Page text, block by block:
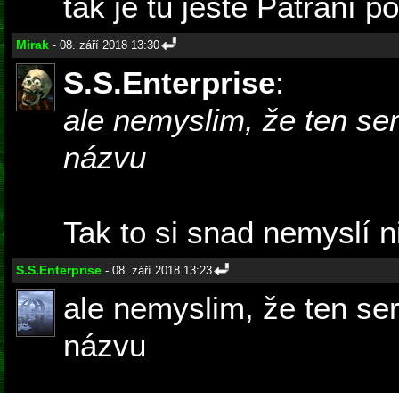
tak je tu ještě Pátrání
Mirak - 08. září 2018 13:30
S.S.Enterprise:
ale nemyslim, že ten
názvu
Tak to si snad nemyslí
S.S.Enterprise - 08. září 2018 13:23
ale nemyslim, že ten
názvu